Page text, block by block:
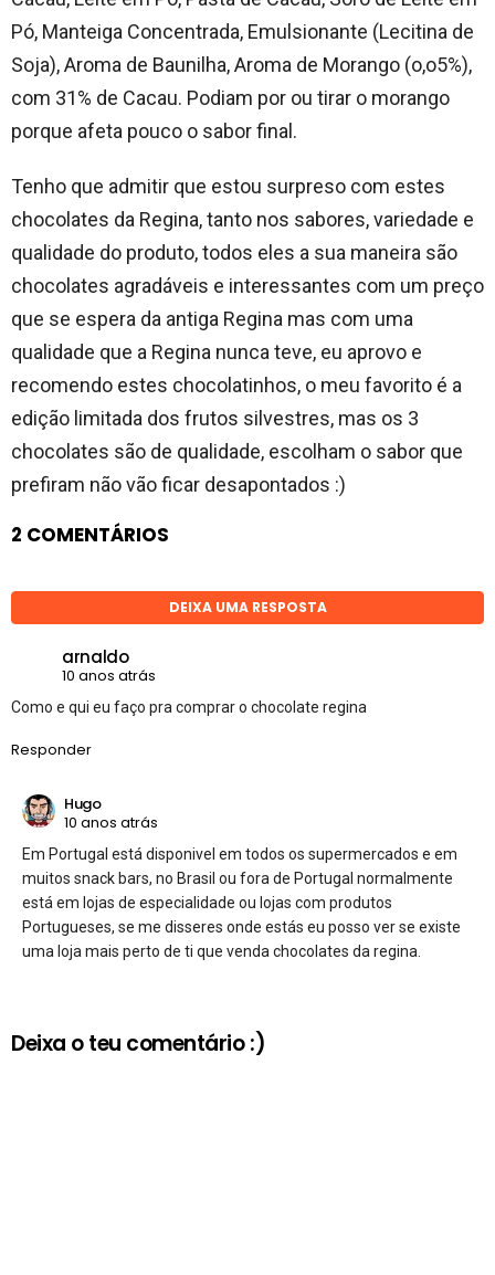
Pó, Manteiga Concentrada, Emulsionante (Lecitina de
Soja), Aroma de Baunilha, Aroma de Morango (o,o5%),
com 31% de Cacau. Podiam por ou tirar o morango
porque afeta pouco o sabor final.
Tenho que admitir que estou surpreso com estes
chocolates da Regina, tanto nos sabores, variedade e
qualidade do produto, todos eles a sua maneira são
chocolates agradáveis e interessantes com um preço
que se espera da antiga Regina mas com uma
qualidade que a Regina nunca teve, eu aprovo e
recomendo estes chocolatinhos, o meu favorito é a
edição limitada dos frutos silvestres, mas os 3
chocolates são de qualidade, escolham o sabor que
prefiram não vão ficar desapontados :)
2 COMENTÁRIOS
DEIXA UMA RESPOSTA
arnaldo
10 anos atrás
Como e qui eu faço pra comprar o chocolate regina
Responder
Hugo
10 anos atrás
Em Portugal está disponivel em todos os supermercados e em
muitos snack bars, no Brasil ou fora de Portugal normalmente
está em lojas de especialidade ou lojas com produtos
Portugueses, se me disseres onde estás eu posso ver se existe
uma loja mais perto de ti que venda chocolates da regina.
Deixa o teu comentário :)